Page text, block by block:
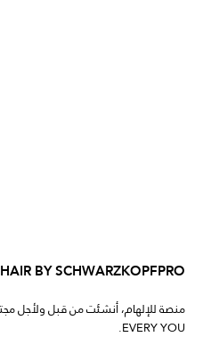
HAIR BY SCHWARZKOPFPRO
EVERY YOU.